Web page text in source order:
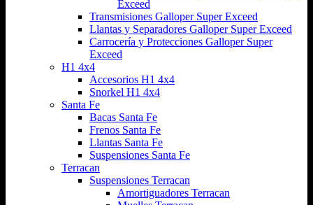
Exceed
Transmisiones Galloper Super Exceed
Llantas y Separadores Galloper Super Exceed
Carrocería y Protecciones Galloper Super
Exceed
H1 4x4
Accesorios H1 4x4
Snorkel H1 4x4
Santa Fe
Bacas Santa Fe
Frenos Santa Fe
Llantas Santa Fe
Suspensiones Santa Fe
Terracan
Suspensiones Terracan
Amortiguadores Terracan